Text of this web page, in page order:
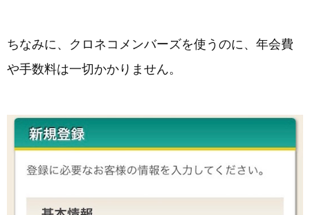
ちなみに、クロネコメンバーズを使うのに、年会費
や手数料は一切かかりません。